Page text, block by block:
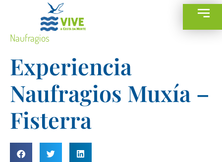
Naufragios
Experiencia
Naufragios Muxía –
Fisterra